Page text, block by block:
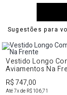
Sugestões para
Vestido Longo
Aviamentos Na
R$ 747,00
Até7x de R$ 106,71